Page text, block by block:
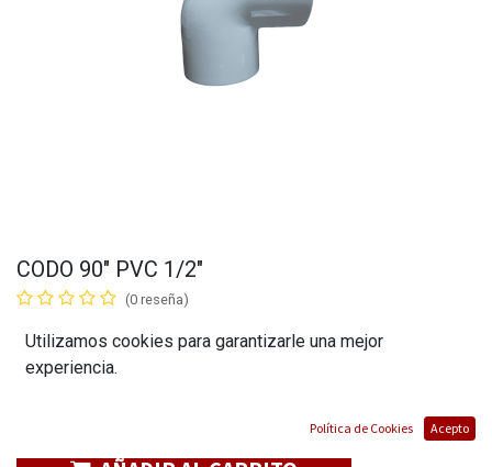
CODO 90" PVC 1/2"
(0 reseña)
$2,65
Utilizamos cookies para garantizarle una mejor
experiencia.
Política de Cookies Acepto